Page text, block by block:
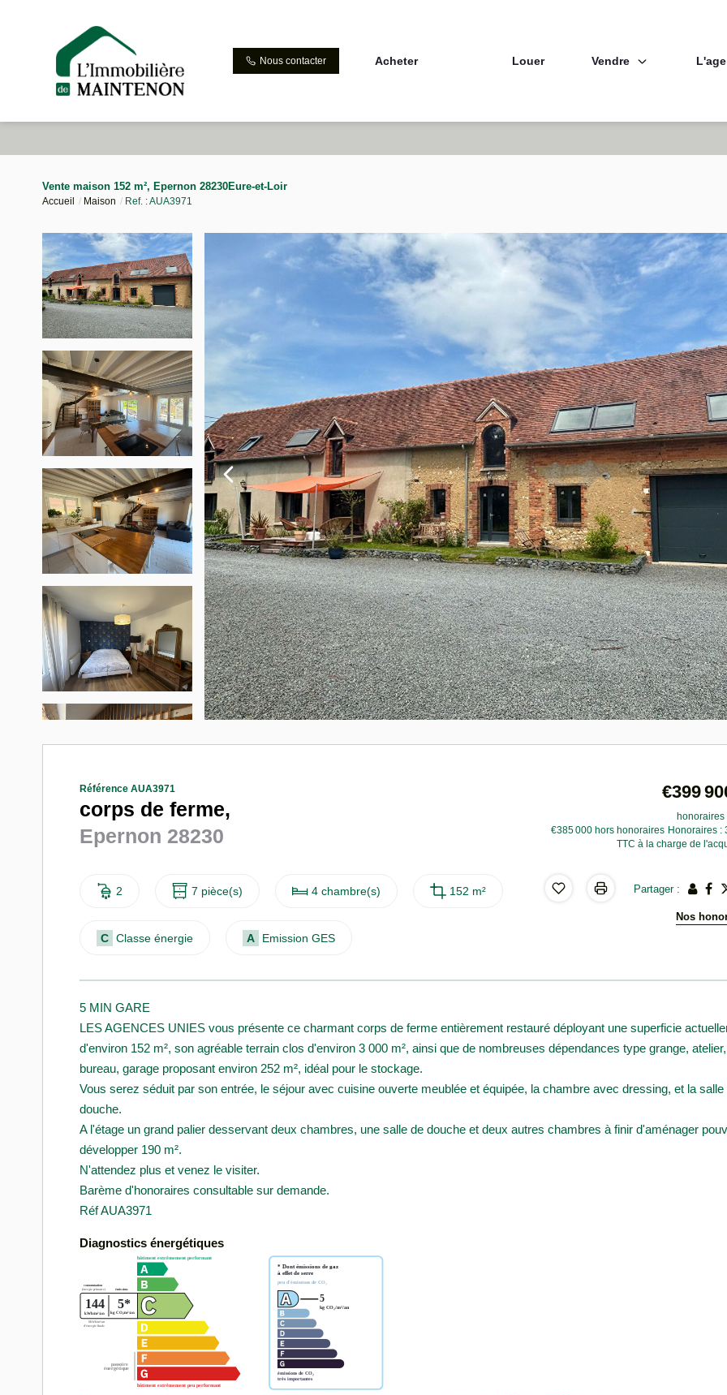
Nous contacter Acheter Louer Vendre
Vente maison 152 m², Epernon 28230Eure-et-Loir
Accueil Maison Ref. : AUA3971
Référence AUA3971
corps de ferme,
Epernon 28230
2 7 pièce(s) 4 chambre(s) 152 m²
C Classe énergie A Emission GES
€399
€385 000 hors honoraires Honoraires :
TTC à la charge de
Partager :
Nos
5 MIN GARE
LES AGENCES UNIES vous présente ce charmant corps de ferme entièrement restauré déployant une superficie
d'environ 152 m², son agréable terrain clos d'environ 3 000 m², ainsi que de nombreuses dépendances type grange, atelier,
bureau, garage proposant environ 252 m², idéal pour le stockage.
Vous serez séduit par son entrée, le séjour avec cuisine ouverte meublée et équipée, la chambre avec dressing, et la salle
douche.
A l'étage un grand palier desservant deux chambres, une salle de douche et deux autres chambres à finir d'aménager
développer 190 m².
N'attendez plus et venez le visiter.
Barème d'honoraires consultable sur demande.
Réf AUA3971
Diagnostics énergétiques